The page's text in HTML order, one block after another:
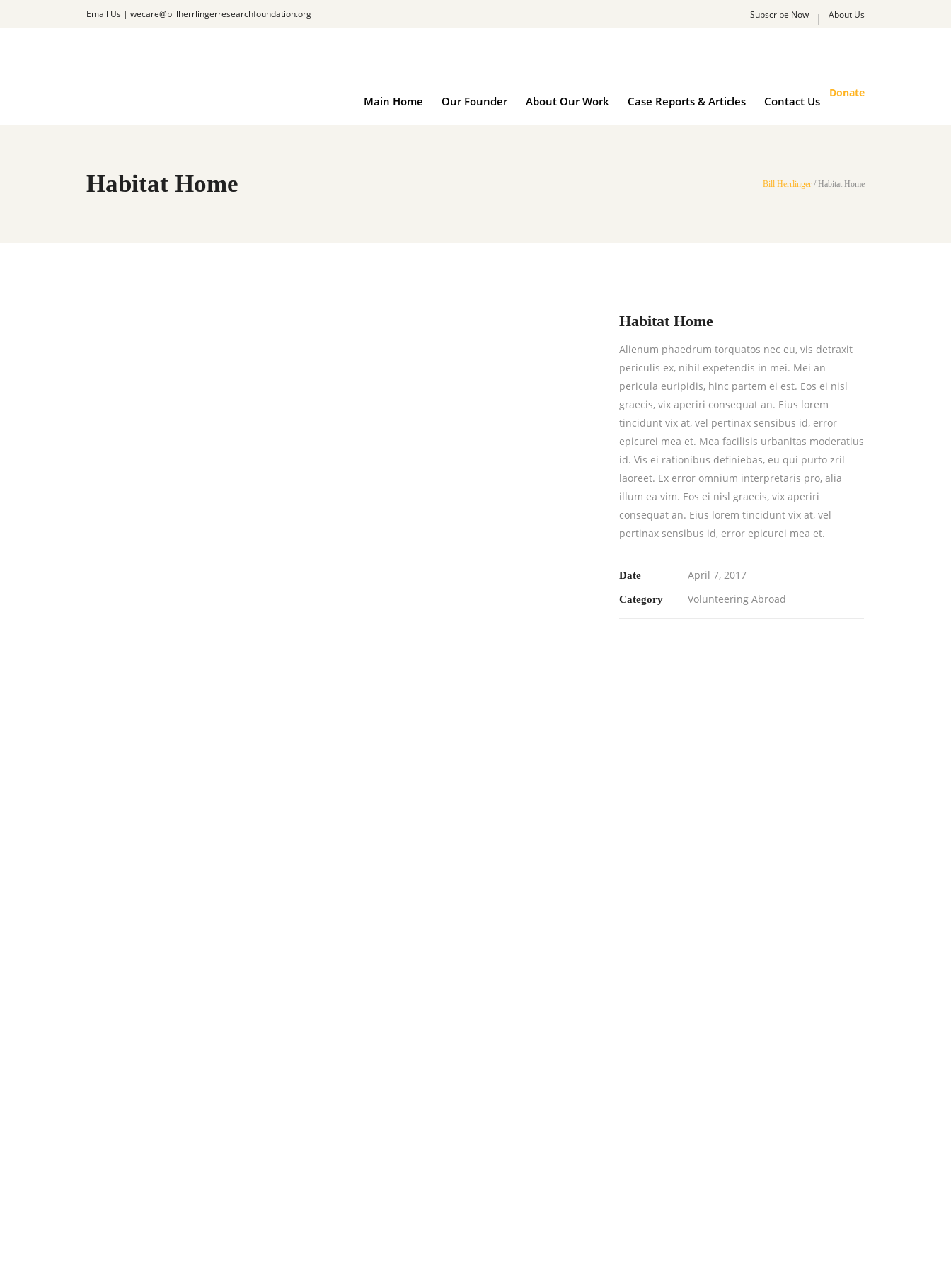
Email Us | wecare@billherrlingerresearchfoundation.org Subscribe Now About Us
Main Home Our Founder About Our Work Case Reports & Articles Contact Us
Donate
Habitat Home Bill Herrlinger / Habitat Home
Habitat Home
Alienum phaedrum torquatos nec eu, vis detraxit
periculis ex, nihil expetendis in mei. Mei an
pericula euripidis, hinc partem ei est. Eos ei nisl
graecis, vix aperiri consequat an. Eius lorem
tincidunt vix at, vel pertinax sensibus id, error
epicurei mea et. Mea facilisis urbanitas moderatius
id. Vis ei rationibus definiebas, eu qui purto zril
laoreet. Ex error omnium interpretaris pro, alia
illum ea vim. Eos ei nisl graecis, vix aperiri
consequat an. Eius lorem tincidunt vix at, vel
pertinax sensibus id, error epicurei mea et.
Date April 7, 2017
Category Volunteering Abroad